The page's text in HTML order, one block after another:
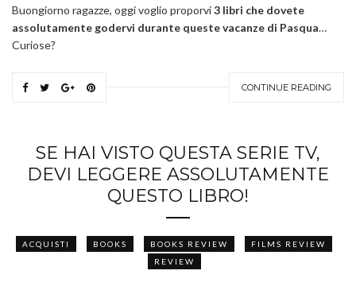
Buongiorno ragazze, oggi voglio proporvi3 libri che dovete
assolutamente godervi durante queste vacanze di Pasqua…
Curiose?
CONTINUE READING
SE HAI VISTO QUESTA SERIE TV,
DEVI LEGGERE ASSOLUTAMENTE
QUESTO LIBRO!
ACQUISTI BOOKS BOOKS REVIEW
FILMS REVIEW
REVIEW